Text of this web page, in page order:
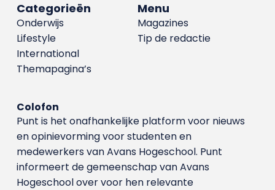
Menu
Magazines
Tip de redactie
Categorieën
Onderwijs
Lifestyle
International
Themapagina’s
Colofon
Punt is het onafhankelijke platform voor nieuws
en opinievorming voor studenten en
medewerkers van Avans Hoge­school. Punt
informeert de gemeenschap van Avans
Hogeschool over voor hen relevante